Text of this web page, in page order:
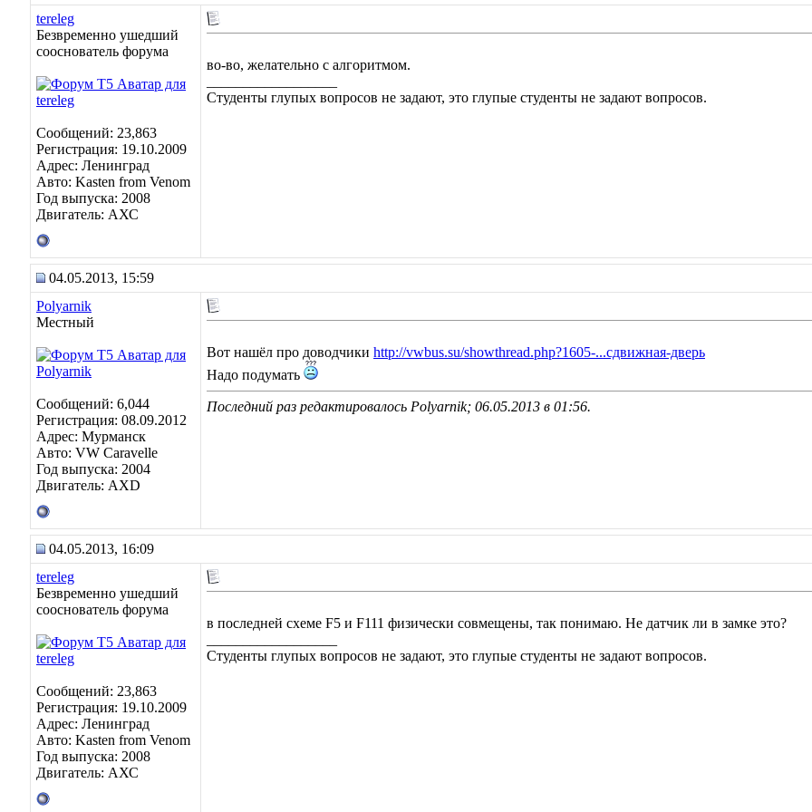
tereleg
Безвременно ушедший
сооснователь форума
Сообщений: 23,863
Регистрация: 19.10.2009
Адрес: Ленинград
Авто: Kasten from Venom
Год выпуска: 2008
Двигатель: АХС
во-во, желательно с алгоритмом.
Студенты глупых вопросов не задают, это глупые студенты не задают вопросов.
04.05.2013, 15:59
Polyarnik
Местный
Сообщений: 6,044
Регистрация: 08.09.2012
Адрес: Мурманск
Авто: VW Caravelle
Год выпуска: 2004
Двигатель: AXD
Вот нашёл про доводчики http://vwbus.su/showthread.php?1605-...сдвижная-дверь
Надо подумать
Последний раз редактировалось Polyarnik; 06.05.2013 в 01:56.
04.05.2013, 16:09
tereleg
Безвременно ушедший
сооснователь форума
Сообщений: 23,863
Регистрация: 19.10.2009
Адрес: Ленинград
Авто: Kasten from Venom
Год выпуска: 2008
Двигатель: АХС
в последней схеме F5 и F111 физически совмещены, так понимаю. Не датчик ли в замке это?
Студенты глупых вопросов не задают, это глупые студенты не задают вопросов.